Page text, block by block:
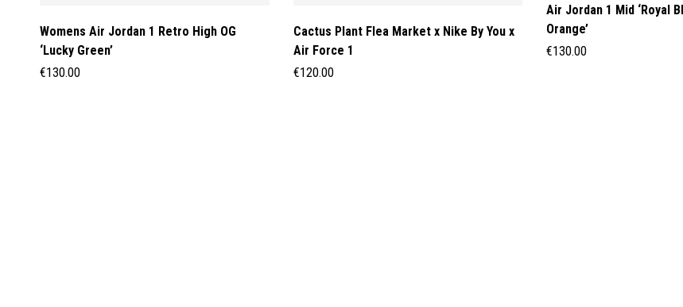
Womens Air Jordan 1 Retro High OG
‘Lucky Green’
€130.00
Cactus Plant Flea Market x Nike By You x
Air Force 1
€120.00
Air Jordan 1 Mid ‘Royal
Orange’
€130.00